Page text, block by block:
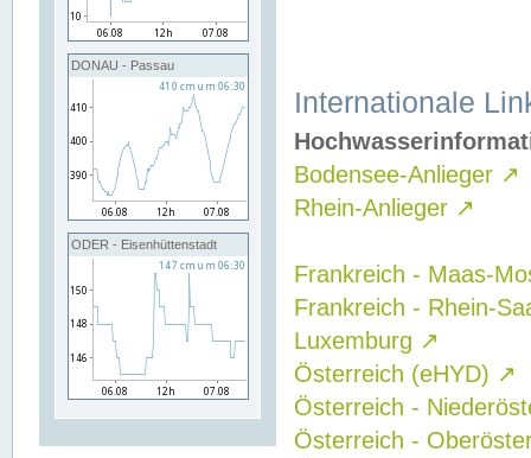
DONAU - Passau
ODER - Eisenhüttenstadt
Internationale
Bodensee-Anlieger ↗
Rhein-Anlieger ↗
Frankreich - Maas-
Frankreich - Rhein-
Luxemburg ↗
Österreich (eHYD) ↗
Österreich -
Österreich -